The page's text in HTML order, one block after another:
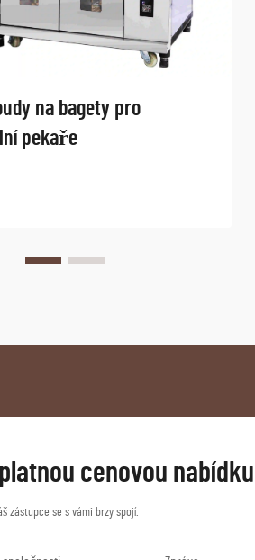
na bagety pro
pekaře
cenovou nabídku
zástupce se s vámi brzy spojí.